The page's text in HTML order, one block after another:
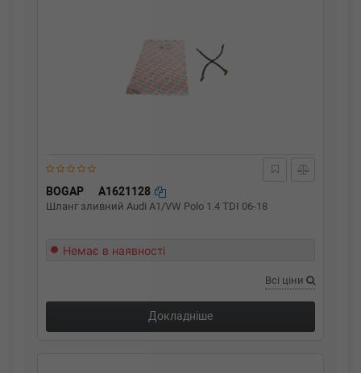
BOGAP A1621128
Шланг зливний Audi A1/VW Polo 1.4 TDI 06-18
Немає в наявності
Всі ціни
Докладніше